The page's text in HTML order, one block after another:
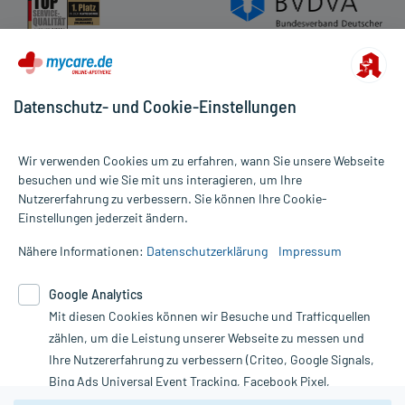
Rückgabe/Widerruf
Alle Preise gelten inkl. MwSt., ggf. zzgl. Versandkosten
Informationen auf dieser Website werden ausschließlich für
die Untersuchung und Behandlung durch einen Arzt. Bitte
Therapien eingeleitet werden können. | Diese Webseite benutzt
Google Analytics. Lesen Sie bitte dazu die wichtigen Hinweise in
unserer Datenschutzerklärung. Für den Widerruf einer Bestellung
nutzen Sie das Formular:
Vertrag widerrufen
Datenschutz- und Cookie-Einstellungen
Wir verwenden Cookies um zu erfahren, wann Sie unsere Webseite
besuchen und wie Sie mit uns interagieren, um Ihre
Nutzererfahrung zu verbessern. Sie können Ihre Cookie-
Einstellungen jederzeit ändern.
Nähere Informationen: Datenschutzerklärung Impressum
Google Analytics
Mit diesen Cookies können wir Besuche und Trafficquellen
zählen, um die Leistung unserer Webseite zu messen und
Ihre Nutzererfahrung zu verbessern (Criteo, Google Signals,
Bing Ads Universal Event Tracking, Facebook Pixel,